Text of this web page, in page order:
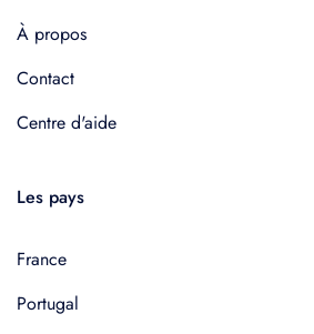
À propos
Contact
Centre d'aide
Les pays
France
Portugal